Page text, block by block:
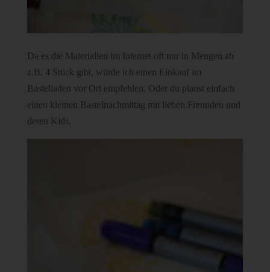
Da es die Materialien im Internet oft nur in Mengen ab
z.B. 4 Stück gibt, würde ich einen Einkauf im
Bastelladen vor Ort empfehlen. Oder du planst einfach
einen kleinen Bastelnachmittag mit lieben Freunden und
deren Kids.